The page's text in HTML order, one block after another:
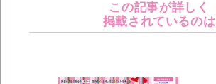
この記事が詳しく
掲載されているのは